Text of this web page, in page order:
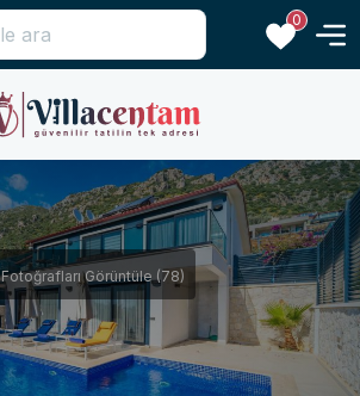
0
Fotoğrafları Görüntüle (78)